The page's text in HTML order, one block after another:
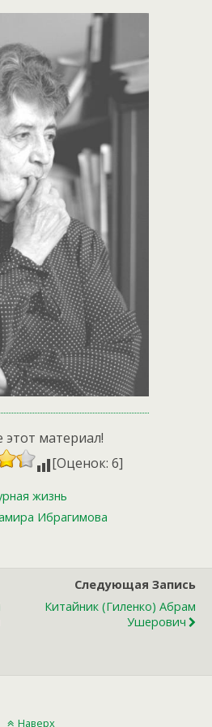
материал!
[Оценок: 6]
жизнь
Ибрагимова
Следующая Запись
Китайник (Гиленко) Абрам
Ушерович
Наверх